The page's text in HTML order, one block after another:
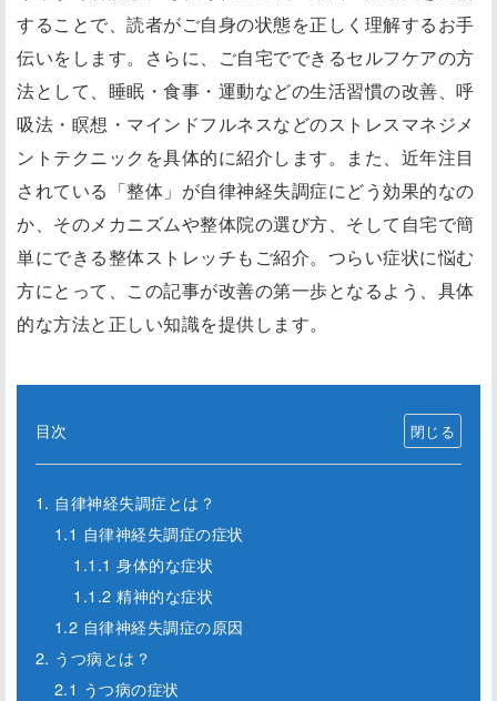
することで、読者がご自身の状態を正しく理解するお手
伝いをします。さらに、ご自宅でできるセルフケアの方
法として、睡眠・食事・運動などの生活習慣の改善、呼
吸法・瞑想・マインドフルネスなどのストレスマネジメ
ントテクニックを具体的に紹介します。また、近年注目
されている「整体」が自律神経失調症にどう効果的なの
か、そのメカニズムや整体院の選び方、そして自宅で簡
単にできる整体ストレッチもご紹介。つらい症状に悩む
方にとって、この記事が改善の第一歩となるよう、具体
的な方法と正しい知識を提供します。
目次
1. 自律神経失調症とは？
1.1 自律神経失調症の症状
1.1.1 身体的な症状
1.1.2 精神的な症状
1.2 自律神経失調症の原因
2. うつ病とは？
2.1 うつ病の症状